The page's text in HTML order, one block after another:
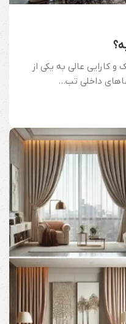
کارایی عالی به یکی از
داخلی تب...